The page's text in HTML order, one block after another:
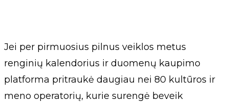
Jei per pirmuosius pilnus veiklos metus
renginių kalendorius ir duomenų kaupimo
platforma pritraukė daugiau nei 80 kultūros ir
meno operatorių, kurie surengė beveik